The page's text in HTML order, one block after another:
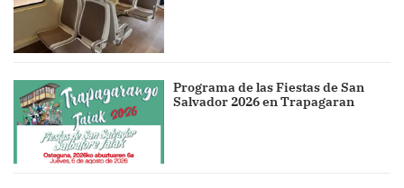
Programa de las Fiestas de San
Salvador 2026 en Trapagaran